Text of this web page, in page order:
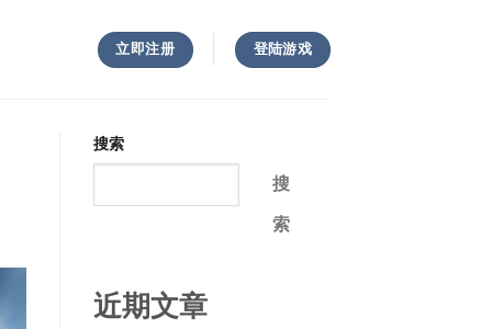
立即注册 登陆游戏
搜索
搜
索
近期文章